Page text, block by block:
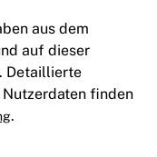
aus dem
auf dieser
Detaillierte
finden
.